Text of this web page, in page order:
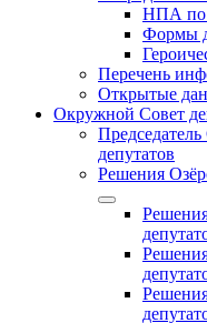
НПА по
Формы
Перечень
Открытые
Окружной Совет
депутатов
Решения